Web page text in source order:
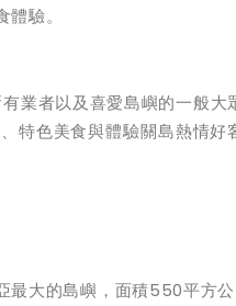
驗。
業者以及喜愛島嶼的一般大
特色美食與體驗關島熱情好
最大的島嶼，面積550平方公